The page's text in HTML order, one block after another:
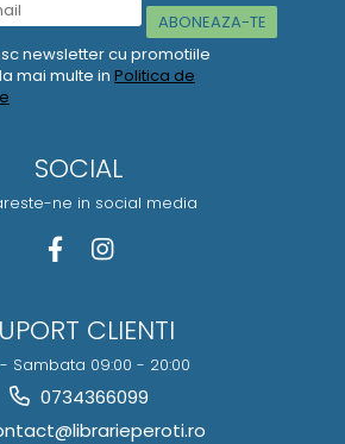
newsletter cu promotiile
mai multe in Politica de
SOCIAL
ne in social media
CLIENTI
- Sambata 09:00 - 20:00
0734366099